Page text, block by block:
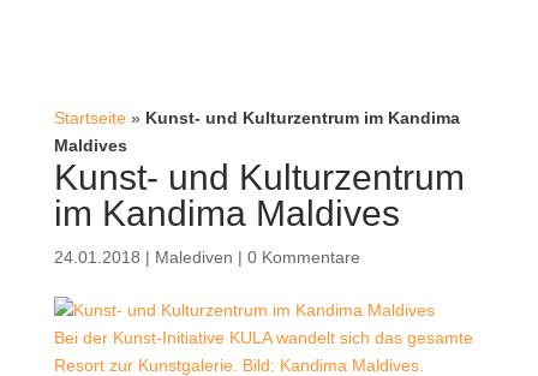
Startseite» Kunst- und Kulturzentrum im Kandima
Maldives
Kunst- und Kulturzentrum
im Kandima Maldives
24.01.2018 | Malediven | 0 Kommentare
Bei der Kunst-Initiative KULA wandelt sich das gesamte
Resort zur Kunstgalerie. Bild: Kandima Maldives.